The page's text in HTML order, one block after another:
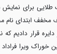
طلایی برای
مخفف ابتدای نام
دایره قرار دادیم
خوراک ویرا